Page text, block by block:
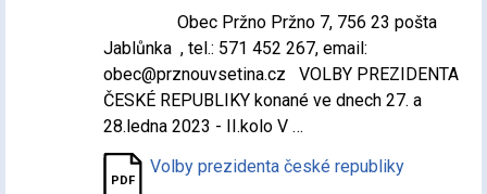
Obec Pržno Pržno 7, 756 23 pošta
Jablůnka , tel.: 571 452 267, email:
obec@prznouvsetina.cz VOLBY PREZIDENTA
ČESKÉ REPUBLIKY konané ve dnech 27. a
28.ledna 2023 - II.kolo V …
Volby prezidenta české republiky